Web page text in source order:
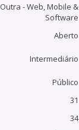
Outra - Web, Mobile &
Software
Aberto
Intermediário
Público
31
34